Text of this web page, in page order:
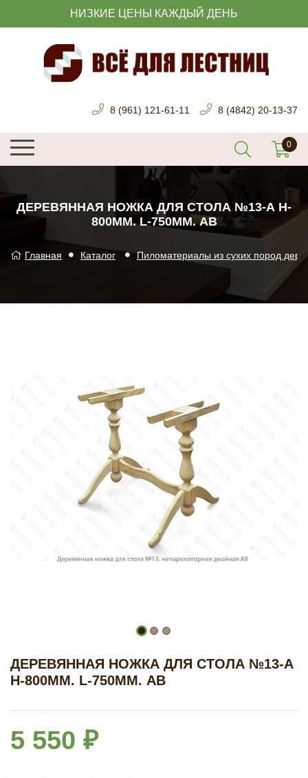
НИЗКИЕ ЦЕНЫ КАЖДЫЙ ДЕНЬ
8 (961) 121-61-11 8 (4842) 20-13-37
ДЕРЕВЯННАЯ НОЖКА ДЛЯ СТОЛА №13-А H-
800ММ. L-750ММ. АВ
Главная Каталог Пиломатериалы из сухих пород
ДЕРЕВЯННАЯ НОЖКА ДЛЯ СТОЛА №13-А
H-800ММ. L-750ММ. АВ
5 550 ₽